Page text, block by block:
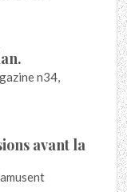
n34,
avant la